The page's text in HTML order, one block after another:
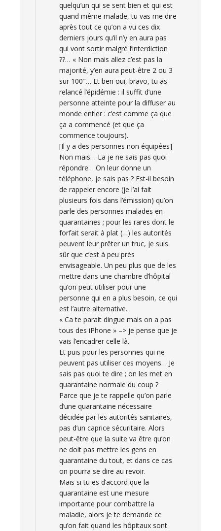
quelqu’un qui se sent bien et qui est
quand même malade, tu vas me dire
après tout ce qu’on a vu ces dix
derniers jours qu’il n’y en aura pas
qui vont sortir malgré l’interdiction
??… « Non mais allez c’est pas la
majorité, y’en aura peut-être 2 ou 3
sur 100″… Et ben oui, bravo, tu as
relancé l’épidémie : il suffit d’une
personne atteinte pour la diffuser au
monde entier : c’est comme ça que
ça a commencé (et que ça
commence toujours).
[Il y a des personnes non équipées]
Non mais… La je ne sais pas quoi
répondre… On leur donne un
téléphone, je sais pas ? Est-il besoin
de rappeler encore (je l’ai fait
plusieurs fois dans l’émission) qu’on
parle des personnes malades en
quarantaines ; pour les rares dont le
forfait serait à plat (…) les autorités
peuvent leur prêter un truc, je suis
sûr que c’est à peu près
envisageable. Un peu plus que de les
mettre dans une chambre d’hôpital
qu’on peut utiliser pour une
personne qui en a plus besoin, ce qui
est l’autre alternative.
« Ca te parait dingue mais on a pas
tous des iPhone » –> je pense que je
vais l’encadrer celle là.
Et puis pour les personnes qui ne
peuvent pas utiliser ces moyens… Je
sais pas quoi te dire ; on les met en
quarantaine normale du coup ?
Parce que je te rappelle qu’on parle
d’une quarantaine nécessaire
décidée par les autorités sanitaires,
pas d’un caprice sécuritaire. Alors
peut-être que la suite va être qu’on
ne doit pas mettre les gens en
quarantaine du tout, et dans ce cas
on pourra se dire au revoir.
Mais si tu es d’accord que la
quarantaine est une mesure
importante pour combattre la
maladie, alors je te demande ce
qu’on fait quand les hôpitaux sont